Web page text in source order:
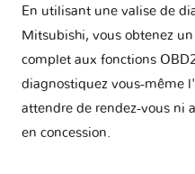
Lancer Evolution IX
En utilisant une valise de
Mitsubishi, vous obtenez
complet aux fonctions
diagnostiquez vous-même
attendre de rendez-vous ni
en concession.